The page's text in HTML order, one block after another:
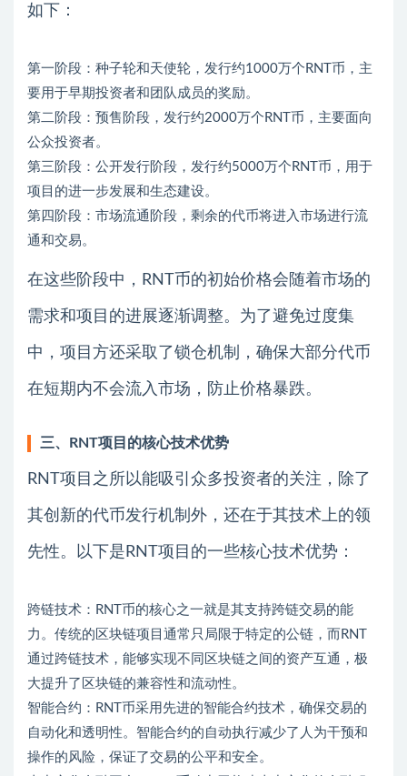
如下：
第一阶段：种子轮和天使轮，发行约1000万个RNT币，主
要用于早期投资者和团队成员的奖励。
第二阶段：预售阶段，发行约2000万个RNT币，主要面向
公众投资者。
第三阶段：公开发行阶段，发行约5000万个RNT币，用于
项目的进一步发展和生态建设。
第四阶段：市场流通阶段，剩余的代币将进入市场进行流
通和交易。
在这些阶段中，RNT币的初始价格会随着市场的
需求和项目的进展逐渐调整。为了避免过度集
中，项目方还采取了锁仓机制，确保大部分代币
在短期内不会流入市场，防止价格暴跌。
三、RNT项目的核心技术优势
RNT项目之所以能吸引众多投资者的关注，除了
其创新的代币发行机制外，还在于其技术上的领
先性。以下是RNT项目的一些核心技术优势：
跨链技术：RNT币的核心之一就是其支持跨链交易的能
力。传统的区块链项目通常只局限于特定的公链，而RNT
通过跨链技术，能够实现不同区块链之间的资产互通，极
大提升了区块链的兼容性和流动性。
智能合约：RNT币采用先进的智能合约技术，确保交易的
自动化和透明性。智能合约的自动执行减少了人为干预和
操作的风险，保证了交易的公平和安全。